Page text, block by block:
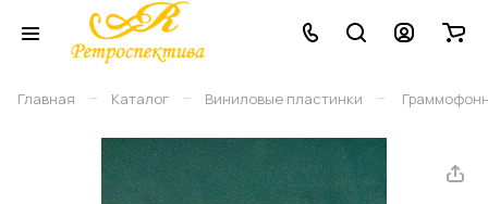
Главная – Каталог – Виниловые плаcтинки –